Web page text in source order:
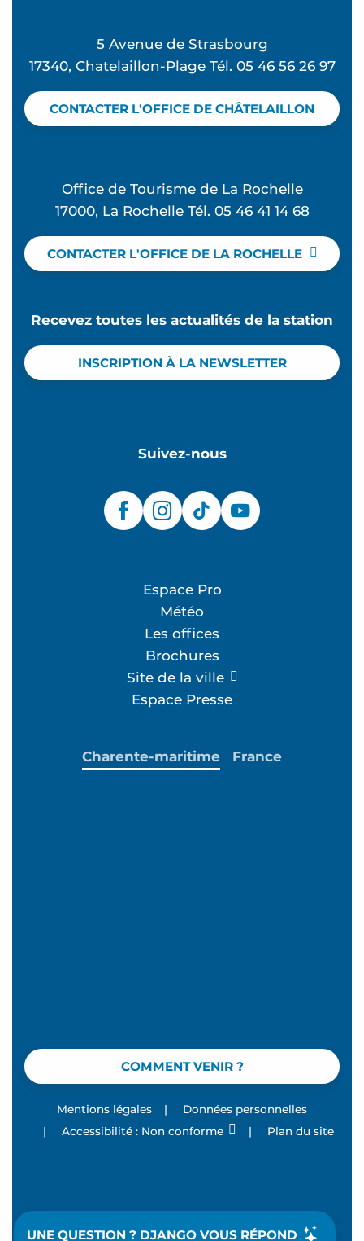
UNE QUESTION ? DJANGO VOUS RÉPOND
5 Avenue de Strasbourg
17340, Chatelaillon-Plage Tél. 05 46 56 26 97
CONTACTER L'OFFICE DE CHÂTELAILLON
Office de Tourisme de La Rochelle
17000, La Rochelle Tél. 05 46 41 14 68
CONTACTER L'OFFICE DE LA ROCHELLE
Recevez toutes les actualités de la station
INSCRIPTION À LA NEWSLETTER
Suivez-nous
Espace Pro
Météo
Les offices
Brochures
Site de la ville
Espace Presse
COMMENT VENIR ?
Charente-maritime France
Mentions légales |
Données personnelles
|
Accessibilité : Non conforme | Plan du site